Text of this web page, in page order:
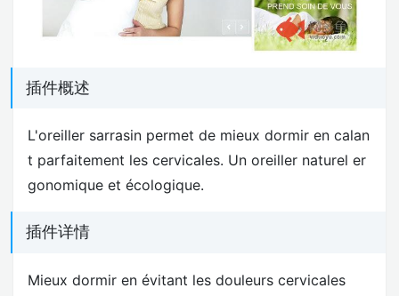
插件概述
L'oreiller sarrasin permet de mieux dormir en calan
t parfaitement les cervicales. Un oreiller naturel er
gonomique et écologique.
插件详情
Mieux dormir en évitant les douleurs cervicales